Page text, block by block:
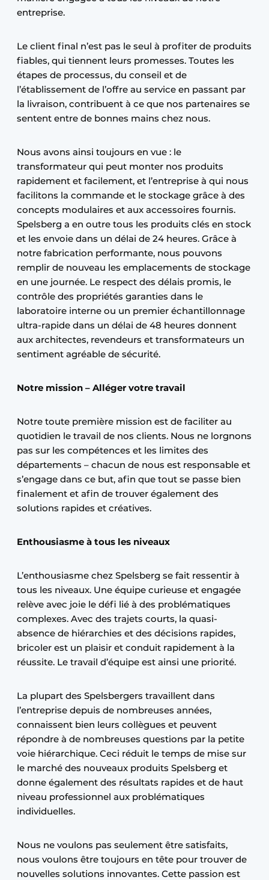
entreprise.
Le client final n’est pas le seul à profiter de produits
fiables, qui tiennent leurs promesses. Toutes les
étapes de processus, du conseil et de
l’établissement de l’offre au service en passant par
la livraison, contribuent à ce que nos partenaires se
sentent entre de bonnes mains chez nous.
Nous avons ainsi toujours en vue : le
transformateur qui peut monter nos produits
rapidement et facilement, et l’entreprise à qui nous
facilitons la commande et le stockage grâce à des
concepts modulaires et aux accessoires fournis.
Spelsberg a en outre tous les produits clés en stock
et les envoie dans un délai de 24 heures. Grâce à
notre fabrication performante, nous pouvons
remplir de nouveau les emplacements de stockage
en une journée. Le respect des délais promis, le
contrôle des propriétés garanties dans le
laboratoire interne ou un premier échantillonnage
ultra-rapide dans un délai de 48 heures donnent
aux architectes, revendeurs et transformateurs un
sentiment agréable de sécurité.
Notre mission – Alléger votre travail
Notre toute première mission est de faciliter au
quotidien le travail de nos clients. Nous ne lorgnons
pas sur les compétences et les limites des
départements – chacun de nous est responsable et
s’engage dans ce but, afin que tout se passe bien
finalement et afin de trouver également des
solutions rapides et créatives.
Enthousiasme à tous les niveaux
L’enthousiasme chez Spelsberg se fait ressentir à
tous les niveaux. Une équipe curieuse et engagée
relève avec joie le défi lié à des problématiques
complexes. Avec des trajets courts, la quasi-
absence de hiérarchies et des décisions rapides,
bricoler est un plaisir et conduit rapidement à la
réussite. Le travail d’équipe est ainsi une priorité.
La plupart des Spelsbergers travaillent dans
l’entreprise depuis de nombreuses années,
connaissent bien leurs collègues et peuvent
répondre à de nombreuses questions par la petite
voie hiérarchique. Ceci réduit le temps de mise sur
le marché des nouveaux produits Spelsberg et
donne également des résultats rapides et de haut
niveau professionnel aux problématiques
individuelles.
Nous ne voulons pas seulement être satisfaits,
nous voulons être toujours en tête pour trouver de
nouvelles solutions innovantes. Cette passion est